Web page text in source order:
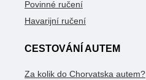
Povinné ručení
Havarijní ručení
CESTOVÁNÍ AUTEM
Za kolik do Chorvatska autem?